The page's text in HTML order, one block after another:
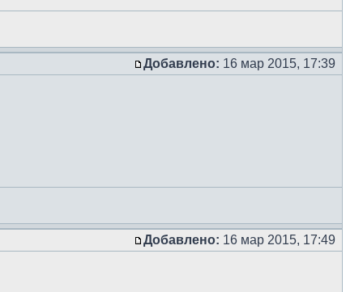
Добавлено: 16 мар 2015, 17:39
Добавлено: 16 мар 2015, 17:49